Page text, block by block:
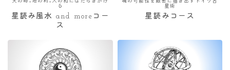
る
星読み風水 and moreコー
ス
星術
星読みコース